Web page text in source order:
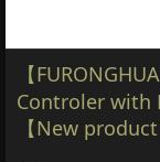
【
Controler with
【New product